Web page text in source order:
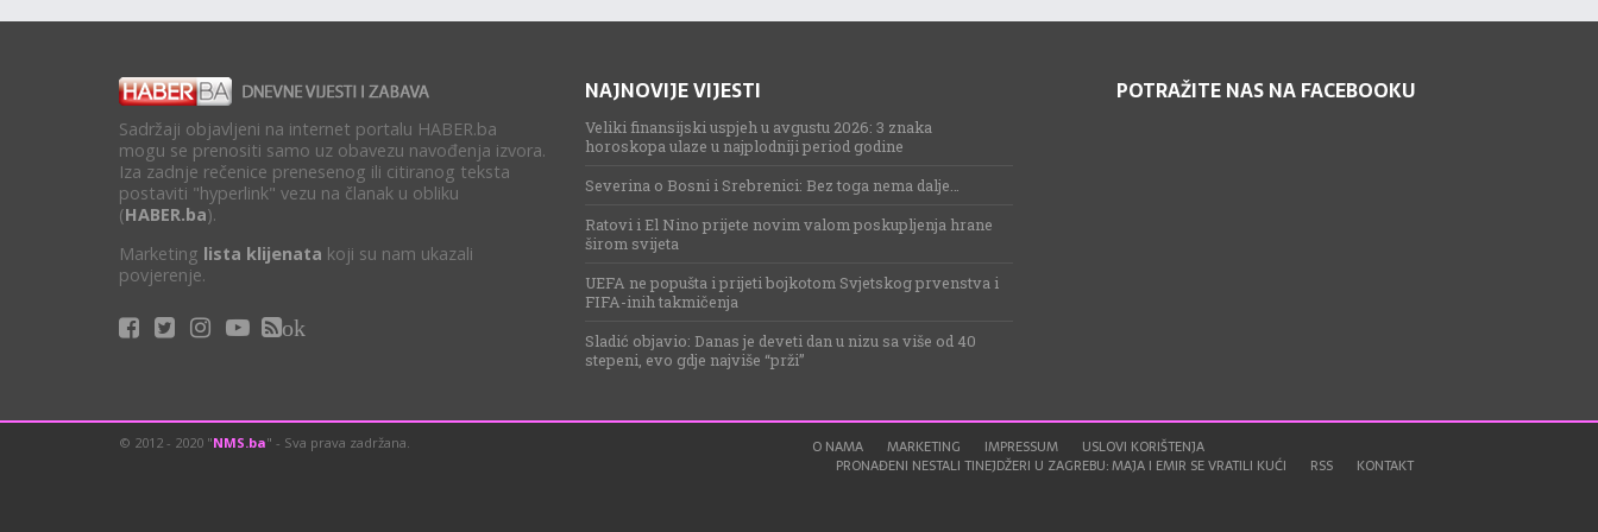
Sadržaji objavljeni na internet portalu HABER.ba
mogu se prenositi samo uz obavezu navođenja izvora.
Iza zadnje rečenice prenesenog ili citiranog teksta
postaviti "hyperlink" vezu na članak u obliku
(HABER.ba).
Marketing lista klijenata koji su nam ukazali
povjerenje.
ok
NAJNOVIJE VIJESTI
Veliki finansijski uspjeh u avgustu 2026: 3 znaka
horoskopa ulaze u najplodniji period godine
Severina o Bosni i Srebrenici: Bez toga nema dalje…
Ratovi i El Nino prijete novim valom poskupljenja hrane
širom svijeta
UEFA ne popušta i prijeti bojkotom Svjetskog prvenstva i
FIFA-inih takmičenja
Sladić objavio: Danas je deveti dan u nizu sa više od 40
stepeni, evo gdje najviše “prži”
POTRAŽITE NAS NA FACEBOOKU
O NAMA MARKETING IMPRESSUM
USLOVI KORIŠTENJA
PRONAĐENI NESTALI TINEJDŽERI U ZAGREBU: MAJA I EMIR SE VRATILI KUĆI
RSS KONTAKT
© 2012 - 2020 "NMS.ba" - Sva prava zadržana.